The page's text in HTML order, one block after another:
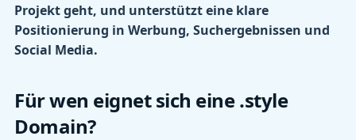
Projekt geht, und unterstützt eine klare
Positionierung in Werbung, Suchergebnissen und
Social Media.
Für wen eignet sich eine .style
Domain?